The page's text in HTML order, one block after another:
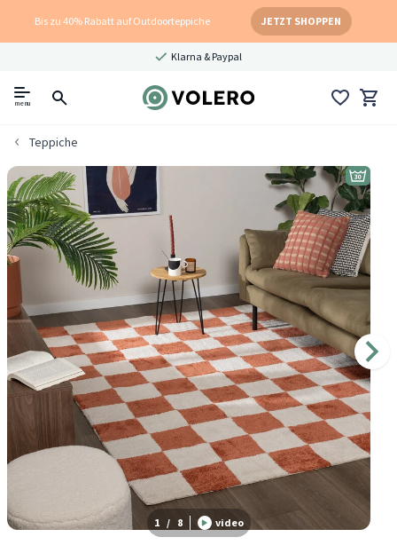
Bis zu 40% Rabatt auf Outdoorteppiche JETZT SHOPPEN
Klarna & Paypal
menu
Teppiche
1 / 8 video